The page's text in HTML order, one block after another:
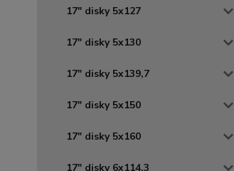
17" disky 5x127
17" disky 5x130
17" disky 5x139,7
17" disky 5x150
17" disky 5x160
17" disky 6x114,3